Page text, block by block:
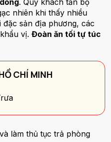
. Quý khách tản bộ
nhiên khi thấy nhiều
sản địa phương, các
vị. Đoàn ăn tối tự túc
CHÍ MINH
làm thủ tục trả phòng